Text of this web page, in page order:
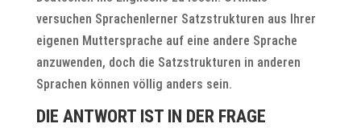
versuchen Sprachenlerner Satzstrukturen aus Ihrer
eigenen Muttersprache auf eine andere Sprache
anzuwenden, doch die Satzstrukturen in anderen
Sprachen können völlig anders sein.
DIE ANTWORT IST IN DER FRAGE